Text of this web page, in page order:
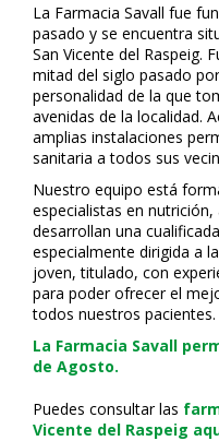
La Farmacia Savall fue
pasado y se encuentra
San Vicente del Raspeig.
mitad del siglo pasado
personalidad de la que
avenidas de la localidad.
amplias instalaciones
sanitaria a todos sus
Nuestro equipo está
especialistas en
desarrollan una
especialmente dirigida a
joven, titulado, con
para poder ofrecer el
todos nuestros pacientes.
La Farmacia Savall
de Agosto.
Puedes consultar las
Vicente del Raspeig